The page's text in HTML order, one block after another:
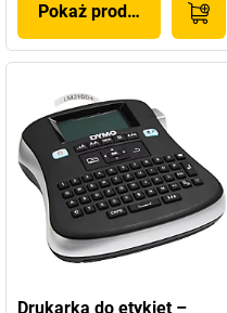
Pokaż produkt
Drukarka do etykiet –